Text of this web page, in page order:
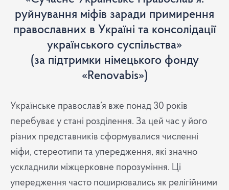
руйнування міфів заради примирення
православних в Україні та консолідації
українського суспільства»
(за підтримки німецького фонду
«Renovabis»)
Українське православ’я вже понад 30 років
перебуває у стані розділення. За цей час у його
різних представників сформувалися численні
міфи, стереотипи та упередження, які значно
ускладнили міжцерковне порозуміння. Ці
упередження часто поширювались як релігійними